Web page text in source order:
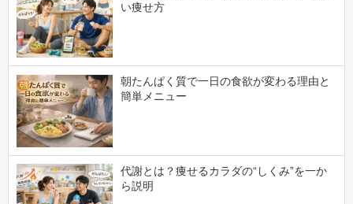
い痩せ方
朝たんぱく質で一日の食欲が変わる理由と
簡単メニュー
代謝とは？痩せるカラダの“しくみ”を一か
ら説明